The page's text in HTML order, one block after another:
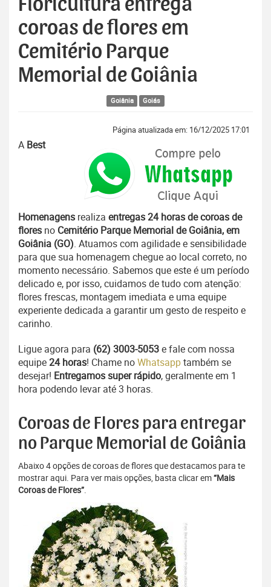
Floricultura entrega
coroas de flores em
Cemitério Parque
Memorial de Goiânia
Goiânia Goiás
Página atualizada em: 16/12/2025 17:01
A Best
Homenagens realiza entregas 24 horas de coroas de
flores no Cemitério Parque Memorial de Goiânia, em
Goiânia (GO). Atuamos com agilidade e sensibilidade
para que sua homenagem chegue ao local correto, no
momento necessário. Sabemos que este é um período
delicado e, por isso, cuidamos de tudo com atenção:
flores frescas, montagem imediata e uma equipe
experiente dedicada a garantir um gesto de respeito e
carinho.
Ligue agora para (62) 3003-5053e fale com nossa
equipe24 horas! Chame noWhatsapptambém se
desejar! Entregamos super rápido, geralmente em 1
hora podendo levar até 3 horas.
Coroas de Flores para entregar
no Parque Memorial de Goiânia
Abaixo 4 opções de coroas de flores que destacamos para te
mostrar aqui. Para ver mais opções, basta clicar em“Mais
Coroas de Flores”.